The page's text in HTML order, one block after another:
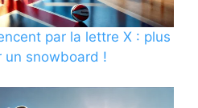
par la lettre X : plus
un snowboard !